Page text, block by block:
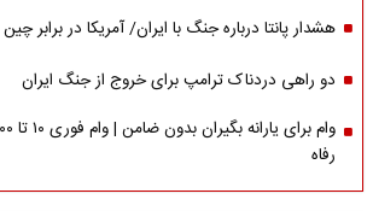
هشدار پانتا درباره جنگ با ایران/ آمریکا در برابر
دو راهی دردناک ترامپ برای خروج از جنگ ایران
رفاه